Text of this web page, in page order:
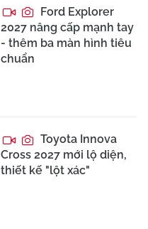
Ford Explorer
2027 nâng cấp mạnh tay
- thêm ba màn hình tiêu
chuẩn
Toyota Innova
Cross 2027 mới lộ diện,
thiết kế "lột xác"